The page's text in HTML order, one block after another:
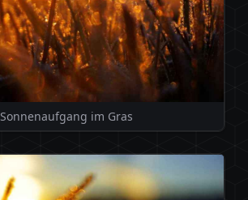
Sonnenaufgang im Gras